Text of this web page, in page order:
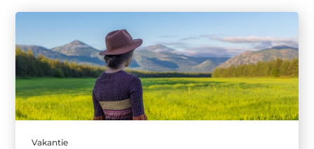
Vakantie